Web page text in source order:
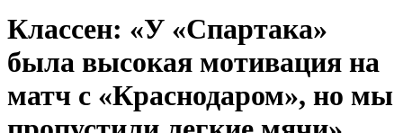
Классен: «У «Спартака»
была высокая мотивация на
матч с «Краснодаром», но мы